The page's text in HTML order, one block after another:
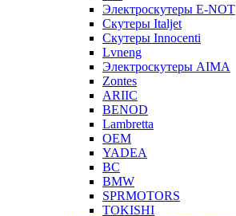
Электроскутеры E-NOT
Скутеры Italjet
Скутеры Innocenti
Lvneng
Электроскутеры AIMA
Zontes
ARIIC
BENOD
Lambretta
OEM
YADEA
BC
BMW
SPRMOTORS
TOKISHI